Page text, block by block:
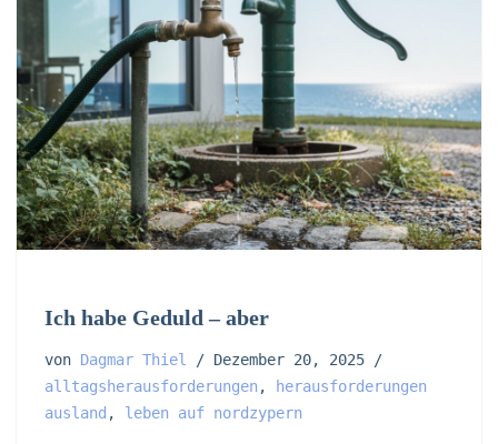
Ich habe Geduld – aber
von Dagmar Thiel
Dezember 20, 2025
alltagsherausforderungen,
herausforderungen
ausland , leben auf nordzypern